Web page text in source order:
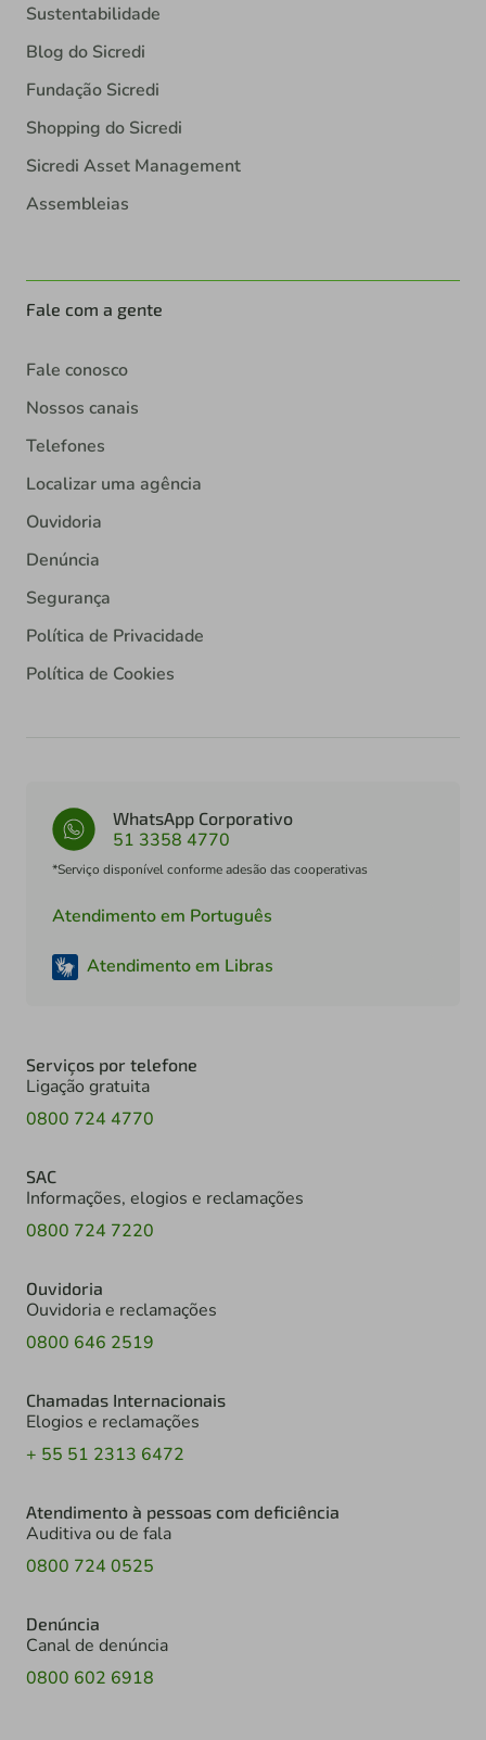
Sustentabilidade
Blog do Sicredi
Fundação Sicredi
Shopping do Sicredi
Sicredi Asset Management
Assembleias
Fale com a gente
Fale conosco
Nossos canais
Telefones
Localizar uma agência
Ouvidoria
Denúncia
Segurança
Política de Privacidade
Política de Cookies
WhatsApp Corporativo
51 3358 4770
*Serviço disponível conforme adesão das cooperativas
Atendimento em Português
Atendimento em Libras
Serviços por telefone
Ligação gratuita
0800 724 4770
SAC
Informações, elogios e reclamações
0800 724 7220
Ouvidoria
Ouvidoria e reclamações
0800 646 2519
Chamadas Internacionais
Elogios e reclamações
+ 55 51 2313 6472
Atendimento à pessoas com deficiência
Auditiva ou de fala
0800 724 0525
Denúncia
Canal de denúncia
0800 602 6918